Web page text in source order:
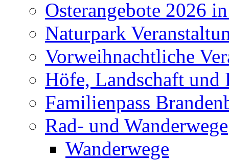
Osterangebote 2026
Naturpark
Vorweihnachtliche
Höfe, Landschaft und
Familienpass
Rad- und Wanderwege
Wanderwege